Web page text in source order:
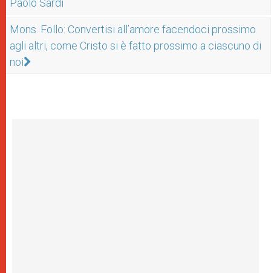
Paolo Sardi
Mons. Follo: Convertisi all’amore facendoci prossimo
agli altri, come Cristo si è fatto prossimo a ciascuno di
noi